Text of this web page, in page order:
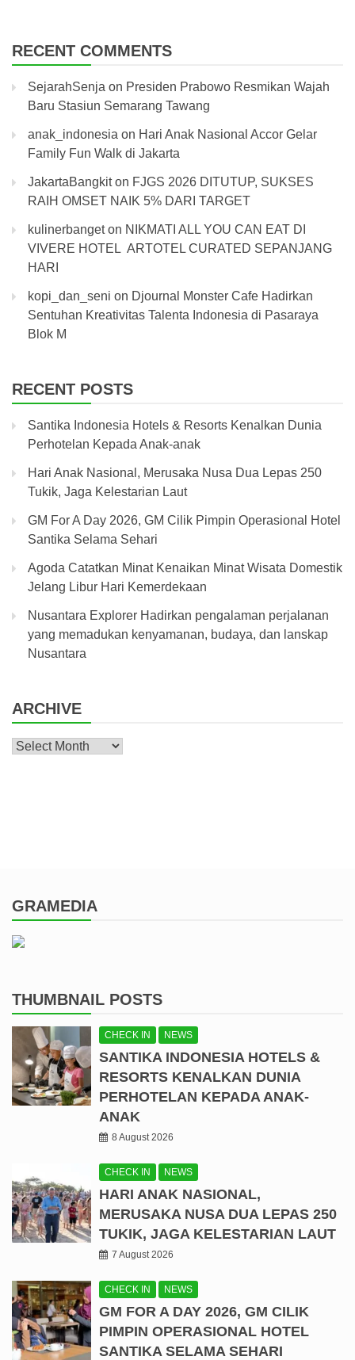
RECENT COMMENTS
SejarahSenja on Presiden Prabowo Resmikan Wajah
Baru Stasiun Semarang Tawang
anak_indonesia on Hari Anak Nasional Accor Gelar
Family Fun Walk di Jakarta
JakartaBangkiton FJGS 2026 DITUTUP, SUKSES
RAIH OMSET NAIK 5% DARI TARGET
kulinerbangeton NIKMATI ALL YOU CAN EAT DI
VIVERE HOTEL ARTOTEL CURATED SEPANJANG
HARI
kopi_dan_seni on Djournal Monster Cafe Hadirkan
Sentuhan Kreativitas Talenta Indonesia di Pasaraya
Blok M
RECENT POSTS
Santika Indonesia Hotels & Resorts Kenalkan Dunia
Perhotelan Kepada Anak-anak
Hari Anak Nasional, Merusaka Nusa Dua Lepas 250
Tukik, Jaga Kelestarian Laut
GM For A Day 2026, GM Cilik Pimpin Operasional Hotel
Santika Selama Sehari
Agoda Catatkan Minat Kenaikan Minat Wisata Domestik
Jelang Libur Hari Kemerdekaan
Nusantara Explorer Hadirkan pengalaman perjalanan
yang memadukan kenyamanan, budaya, dan lanskap
Nusantara
ARCHIVE
Archive
GRAMEDIA
THUMBNAIL POSTS
CHECK IN NEWS
SANTIKA INDONESIA HOTELS &
RESORTS KENALKAN DUNIA
PERHOTELAN KEPADA ANAK-
ANAK
8 August 2026
CHECK IN NEWS
HARI ANAK NASIONAL,
MERUSAKA NUSA DUA LEPAS 250
TUKIK, JAGA KELESTARIAN LAUT
7 August 2026
CHECK IN NEWS
GM FOR A DAY 2026, GM CILIK
PIMPIN OPERASIONAL HOTEL
SANTIKA SELAMA SEHARI